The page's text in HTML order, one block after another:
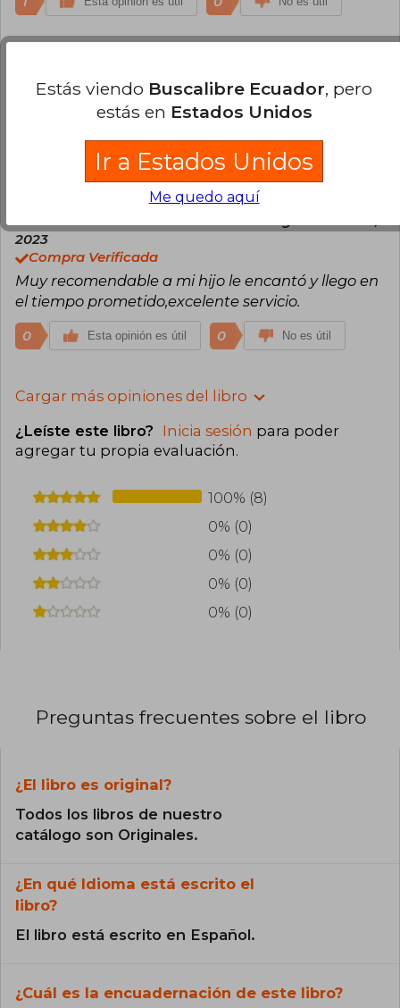
Compra Verificada
El libro muy bien, le encantó a mi hija. El problema
Esta opinión es útil 0 No es útil
2023
Compra Verificada
Muy recomendable a mi hijo le encantó y llego en
el tiempo prometido,excelente servicio.
0 Esta opinión es útil 0 No es útil
Cargar más opiniones del libro
¿Leíste este libro? Inicia sesión para poder
agregar tu propia evaluación.
100% (8)
0% (0)
0% (0)
0% (0)
0% (0)
Preguntas frecuentes sobre el libro
¿El libro es original?
Todos los libros de nuestro
catálogo son Originales.
¿En qué Idioma está escrito el
libro?
El libro está escrito en Español.
¿Cuál es la encuadernación de este libro?
Estás viendo Buscalibre Ecuador, pero
estás en Estados Unidos
Ir a Estados Unidos
Me quedo aquí